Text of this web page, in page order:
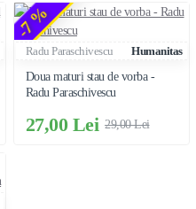
-7 %
Radu Paraschivescu
Humanitas
Doua maturi stau de vorba -
Radu Paraschivescu
27,00 Lei 29,00 Lei